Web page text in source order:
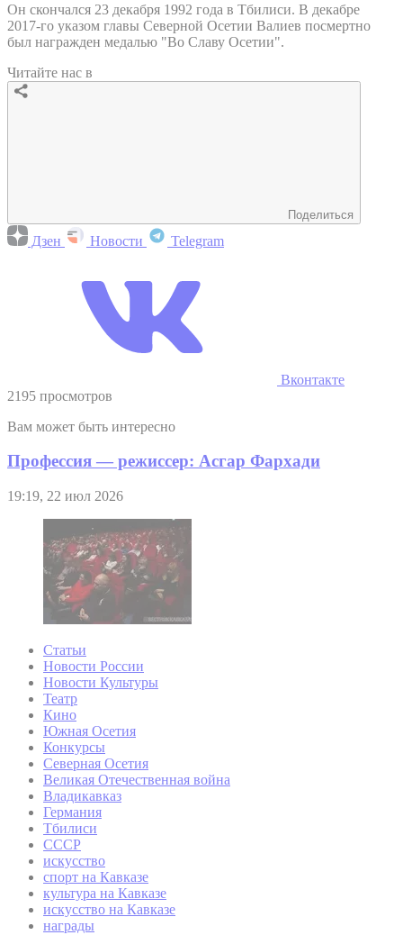
Он скончался 23 декабря 1992 года в Тбилиси. В декабре
2017-го указом главы Северной Осетии Валиев посмертно
был награжден медалью "Во Славу Осетии".
Читайте нас в
Поделиться
Дзен Новости Telegram
Вконтакте
2195 просмотров
Вам может быть интересно
Профессия — режиссер: Асгар Фархади
19:19, 22 июл 2026
Статьи
Новости России
Новости Культуры
Театр
Кино
Южная Осетия
Конкурсы
Северная Осетия
Великая Отечественная война
Владикавказ
Германия
Тбилиси
СССР
искусство
спорт на Кавказе
культура на Кавказе
искусство на Кавказе
награды